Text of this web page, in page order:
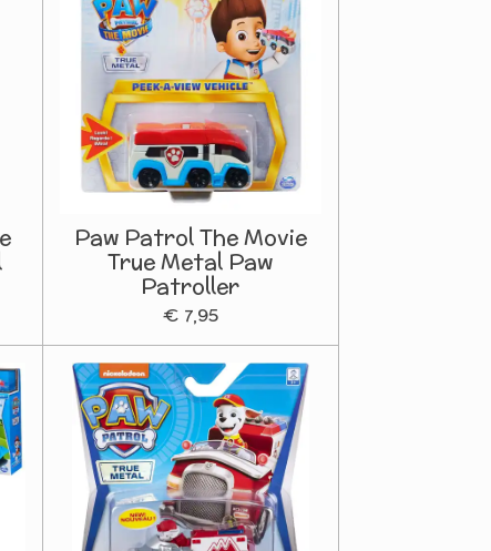
Paw Patrol The Movie
True Metal Paw
Patroller
€ 7,95